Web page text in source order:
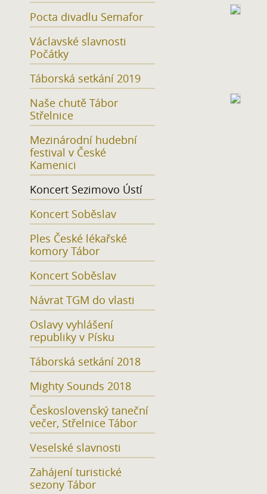
Pocta divadlu Semafor
Václavské slavnosti
Počátky
Táborská setkání 2019
Naše chutě Tábor
Střelnice
Mezinárodní hudební
festival v České
Kamenici
Koncert Sezimovo Ústí
Koncert Soběslav
Ples České lékařské
komory Tábor
Koncert Soběslav
Návrat TGM do vlasti
Oslavy vyhlášení
republiky v Písku
Táborská setkání 2018
Mighty Sounds 2018
Československý taneční
večer, Střelnice Tábor
Veselské slavnosti
Zahájení turistické
sezony Tábor